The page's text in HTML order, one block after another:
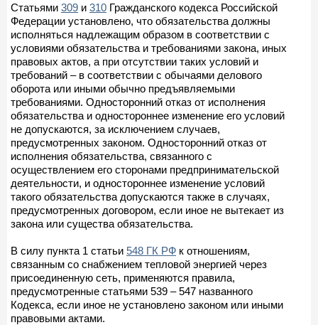
Статьями 309 и 310 Гражданского кодекса Российской
Федерации установлено, что обязательства должны
исполняться надлежащим образом в соответствии с
условиями обязательства и требованиями закона, иных
правовых актов, а при отсутствии таких условий и
требований – в соответствии с обычаями делового
оборота или иными обычно предъявляемыми
требованиями. Односторонний отказ от исполнения
обязательства и одностороннее изменение его условий
не допускаются, за исключением случаев,
предусмотренных законом. Односторонний отказ от
исполнения обязательства, связанного с
осуществлением его сторонами предпринимательской
деятельности, и одностороннее изменение условий
такого обязательства допускаются также в случаях,
предусмотренных договором, если иное не вытекает из
закона или существа обязательства.
В силу пункта 1 статьи 548 ГК РФ к отношениям,
связанным со снабжением тепловой энергией через
присоединенную сеть, применяются правила,
предусмотренные статьями 539 – 547 названного
Кодекса, если иное не установлено законом или иными
правовыми актами.